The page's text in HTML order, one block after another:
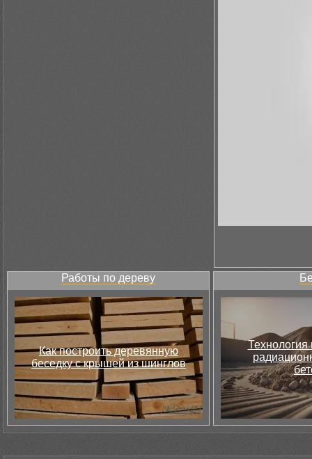
Работы по дереву
Как построить деревянную
беседку с крышей из шинглов
Технология